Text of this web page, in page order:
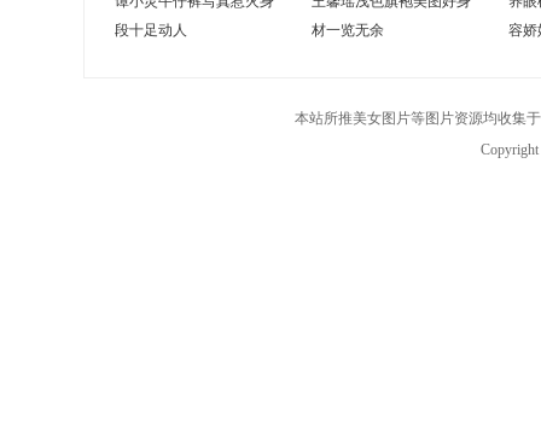
段十足动人
材一览无余
容娇
本站所推美女图片等图片资源均收集